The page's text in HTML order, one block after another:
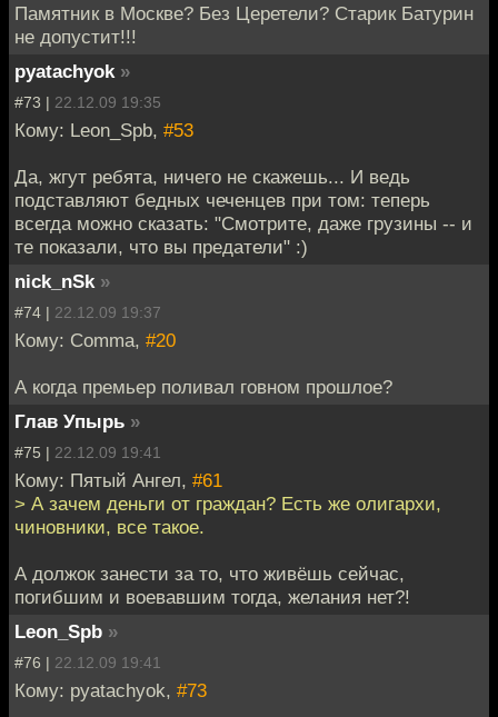
Памятник в Москве? Без Церетели? Старик Батурин
не допустит!!!
pyatachyok »
#73 | 22.12.09 19:35
Кому: Leon_Spb, #53
Да, жгут ребята, ничего не скажешь... И ведь
подставляют бедных чеченцев при том: теперь
всегда можно сказать: "Смотрите, даже грузины -- и
те показали, что вы предатели" :)
nick_nSk »
#74 | 22.12.09 19:37
Кому: Comma, #20
А когда премьер поливал говном прошлое?
Глав Упырь »
#75 | 22.12.09 19:41
Кому: Пятый Ангел, #61
> А зачем деньги от граждан? Есть же олигархи,
чиновники, все такое.
А должок занести за то, что живёшь сейчас,
погибшим и воевавшим тогда, желания нет?!
Leon_Spb »
#76 | 22.12.09 19:41
Кому: pyatachyok, #73